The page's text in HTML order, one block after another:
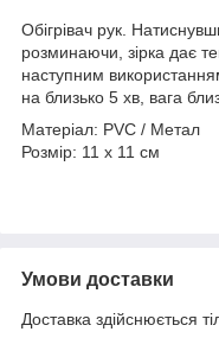
Обігрівач рук.
розминаючи, зірка дає
наступним
на близько 5 хв, вага
Матеріал: PVC / Метал
Розмір: 11 x 11 см
Умови доставки
Доставка здійснюється